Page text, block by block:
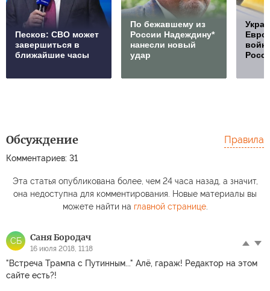
Песков: СВО может
завершиться в
ближайшие часы
По бежавшему из
России Надеждину*
нанесли новый
удар
Обсуждение
Комментариев: 31
Правила
Эта статья опубликована более, чем 24 часа назад, а значит,
она недоступна для комментирования. Новые материалы вы
можете найти на главной странице.
СБ Саня Бородач
16 июля 2018, 11:18
"Встреча Трампа с Путинным..." Алё, гараж! Редактор на этом
сайте есть?!